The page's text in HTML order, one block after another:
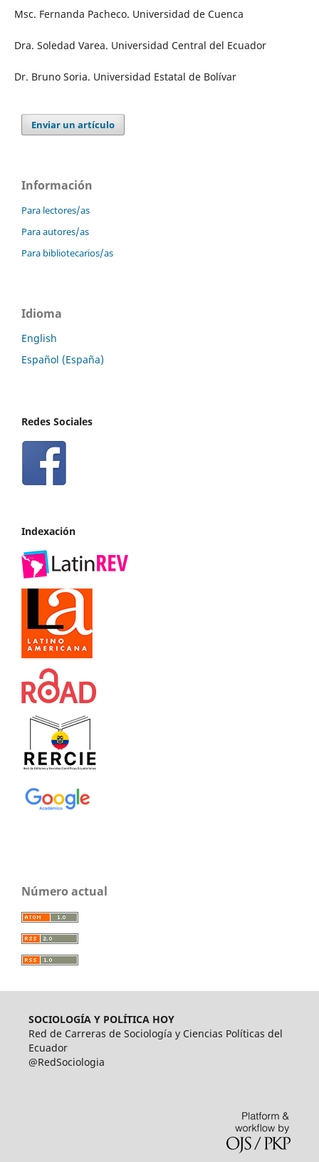
Msc. Fernanda Pacheco. Universidad de Cuenca
Dra. Soledad Varea. Universidad Central del Ecuador
Dr. Bruno Soria. Universidad Estatal de Bolívar
Enviar un artículo
Información
Para lectores/as
Para autores/as
Para bibliotecarios/as
Idioma
English
Español (España)
Redes Sociales
Indexación
Número actual
SOCIOLOGÍA Y POLÍTICA HOY
Red de Carreras de Sociología y Ciencias Políticas del
Ecuador
@RedSociologia